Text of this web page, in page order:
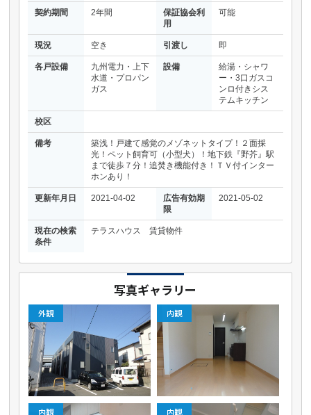
契約期間 2年間
保証協会利
用
可能
現況 空き 引渡し 即
各戸設備
九州電力・上下
水道・プロパン
ガス
設備
給湯・シャワ
ー・3口ガスコ
ンロ付きシス
テムキッチン
校区
備考
築浅！戸建て感覚のメゾネットタイプ！２面採
光！ペット飼育可（小型犬）！地下鉄『野芥』駅
まで徒歩７分！追焚き機能付き！ＴＶ付インター
ホンあり！
更新年月日 2021-04-02
広告有効期
限
2021-05-02
現在の検索
条件
テラスハウス 賃貸物件
写真ギャラリー
外観 内観
内観 内観